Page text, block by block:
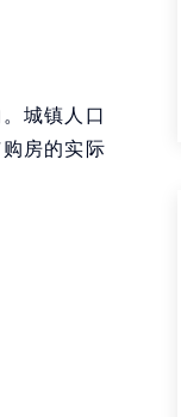
城镇人口
房的实际